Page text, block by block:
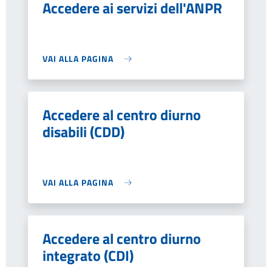
Accedere ai servizi dell'ANPR
VAI ALLA PAGINA
Accedere al centro diurno
disabili (CDD)
VAI ALLA PAGINA
Accedere al centro diurno
integrato (CDI)